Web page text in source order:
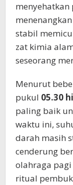
stabil
zat kimia
seseorang
Menurut
pukul 05.30
paling baik
waktu ini,
darah masih
cenderung
olahraga
ritual